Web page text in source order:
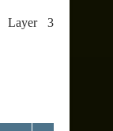
Layer 3